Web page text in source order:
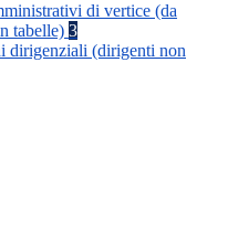
di vertice (da
tabelle) 3
dirigenziali (dirigenti non